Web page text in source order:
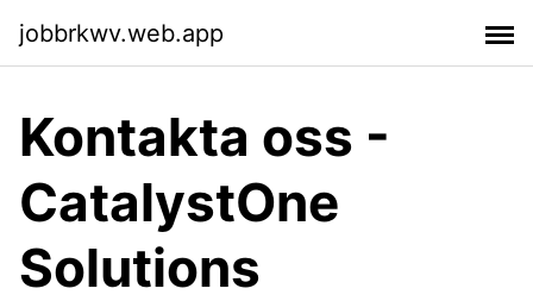
jobbrkwv.web.app
Kontakta oss -
CatalystOne
Solutions